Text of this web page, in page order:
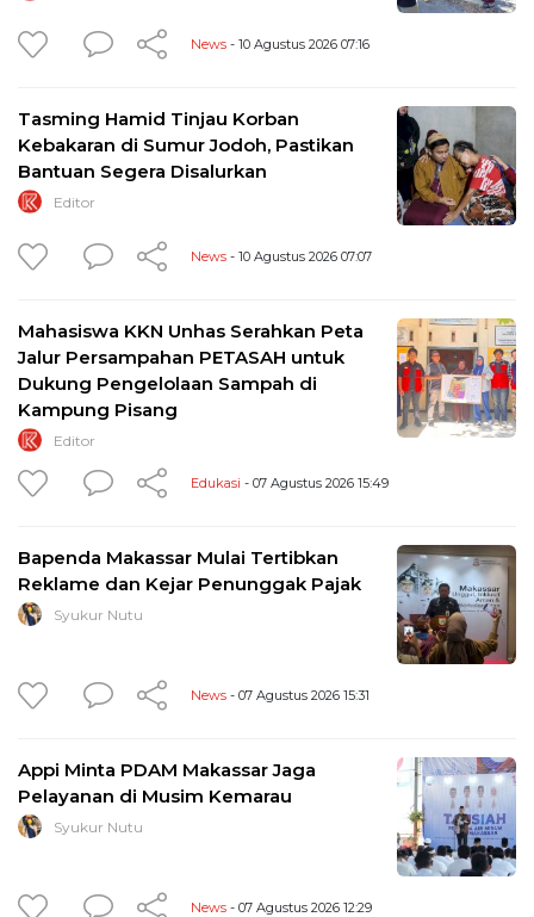
News - 10 Agustus 2026 07:16
Tasming Hamid Tinjau Korban
Kebakaran di Sumur Jodoh, Pastikan
Bantuan Segera Disalurkan
Editor
News - 10 Agustus 2026 07:07
Mahasiswa KKN Unhas Serahkan Peta
Jalur Persampahan PETASAH untuk
Dukung Pengelolaan Sampah di
Kampung Pisang
Editor
Edukasi - 07 Agustus 2026 15:49
Bapenda Makassar Mulai Tertibkan
Reklame dan Kejar Penunggak Pajak
Syukur Nutu
News - 07 Agustus 2026 15:31
Appi Minta PDAM Makassar Jaga
Pelayanan di Musim Kemarau
Syukur Nutu
News - 07 Agustus 2026 12:29